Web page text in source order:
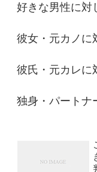
好きな男性に対
彼女・元カノに
彼氏・元カレに
独身・パートナ